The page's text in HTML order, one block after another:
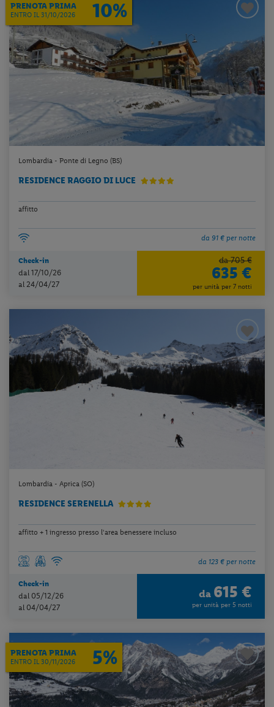
PRENOTA PRIMA
ENTRO IL 31/10/2026 10%
Lombardia - Ponte di Legno (BS)
RESIDENCE RAGGIO DI LUCE
affitto
da 91 € per notte
Check-in
dal 17/10/26
al 24/04/27
da 705 €
635 €
per unità per 7 notti
Lombardia - Aprica (SO)
RESIDENCE SERENELLA
affitto + 1 ingresso presso l'area benessere incluso
da 123 € per notte
Check-in
dal 05/12/26
al 04/04/27
da 615 €
per unità per 5 notti
PRENOTA PRIMA
ENTRO IL 30/11/2026 5%